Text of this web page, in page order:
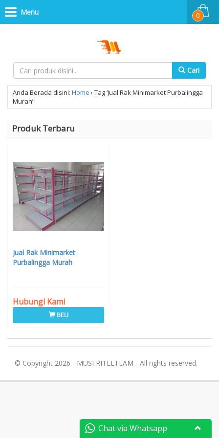
Cari
0
Menu
Anda Berada disini: Home › Tag ‘Jual Rak Minimarket Purbalingga
Murah’
Produk Terbaru
Jual Rak Minimarket
Purbalingga Murah
Hubungi Kami
BELI
© Copyright 2026 - MUSI RITELTEAM - All rights reserved.
Chat via Whatsapp